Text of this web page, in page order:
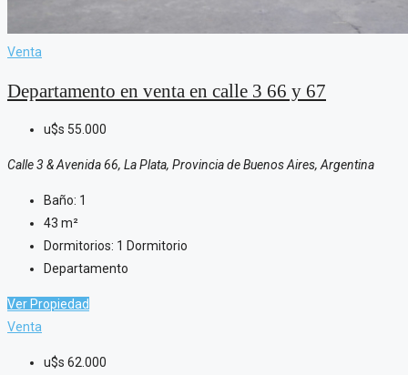
Venta
Departamento en venta en calle 3 66 y 67
u$s 55.000
Calle 3 & Avenida 66, La Plata, Provincia de Buenos Aires, Argentina
Baño: 1
43 m²
Dormitorios: 1 Dormitorio
Departamento
Ver Propiedad
Venta
u$s 62.000